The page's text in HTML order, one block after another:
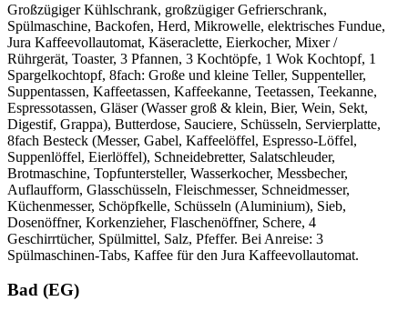
Großzügiger Kühlschrank, großzügiger Gefrierschrank,
Spülmaschine, Backofen, Herd, Mikrowelle, elektrisches Fundue,
Jura Kaffeevollautomat, Käseraclette, Eierkocher, Mixer /
Rührgerät, Toaster, 3 Pfannen, 3 Kochtöpfe, 1 Wok Kochtopf, 1
Spargelkochtopf, 8fach: Große und kleine Teller, Suppenteller,
Suppentassen, Kaffeetassen, Kaffeekanne, Teetassen, Teekanne,
Espressotassen, Gläser (Wasser groß & klein, Bier, Wein, Sekt,
Digestif, Grappa), Butterdose, Sauciere, Schüsseln, Servierplatte,
8fach Besteck (Messer, Gabel, Kaffeelöffel, Espresso-Löffel,
Suppenlöffel, Eierlöffel), Schneidebretter, Salatschleuder,
Brotmaschine, Topfuntersteller, Wasserkocher, Messbecher,
Auflaufform, Glasschüsseln, Fleischmesser, Schneidmesser,
Küchenmesser, Schöpfkelle, Schüsseln (Aluminium), Sieb,
Dosenöffner, Korkenzieher, Flaschenöffner, Schere, 4
Geschirrtücher, Spülmittel, Salz, Pfeffer. Bei Anreise: 3
Spülmaschinen-Tabs, Kaffee für den Jura Kaffeevollautomat.
Bad (EG)